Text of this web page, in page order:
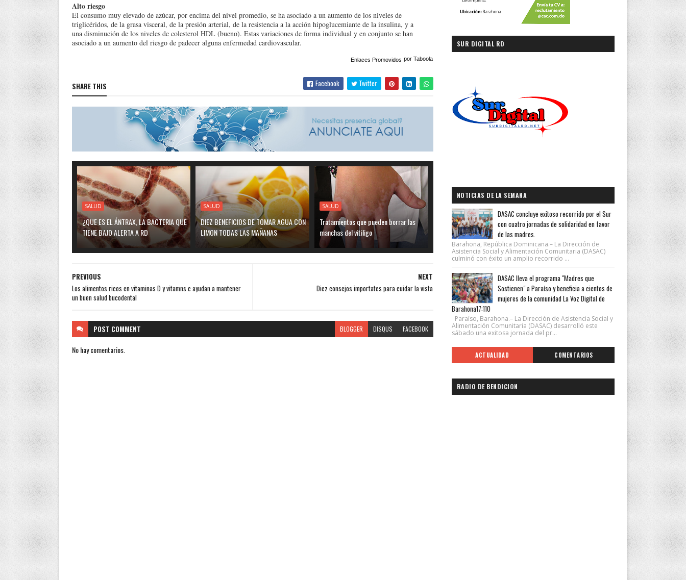
Alto riesgo
El consumo muy elevado de azúcar, por encima del nivel promedio, se ha asociado a un aumento de los niveles de
triglicéridos, de la grasa visceral, de la presión arterial, de la resistencia a la acción hipoglucemiante de la insulina, y a
una disminución de los niveles de colesterol HDL (bueno). Estas variaciones de forma individual y en conjunto se han
asociado a un aumento del riesgo de padecer alguna enfermedad cardiovascular.
por Taboola
Enlaces Promovidos
SHARE THIS Facebook Twitter
SALUD
¿QUE ES EL ÁNTRAX, LA BACTERIA QUE
TIENE BAJO ALERTA A RD
SALUD
DIEZ BENEFICIOS DE TOMAR AGUA CON
LIMON TODAS LAS MAÑANAS
SALUD
Tratamientos que pueden borrar las
manchas del vitiligo
NEXT
Diez consejos importates para cuidar la vista
PREVIOUS
Los alimentos ricos en vitaminas D y vitamns c ayudan a mantener
un buen salud bucodental
POST COMMENT BLOGGER DISQUS FACEBOOK
No hay comentarios.
SUR DIGITAL RD
NOTICIAS DE LA SEMANA
DASAC concluye exitoso recorrido por el Sur
con cuatro jornadas de solidaridad en favor
de las madres.
Barahona, República Dominicana.– La Dirección de
Asistencia Social y Alimentación Comunitaria (DASAC)
culminó con éxito un amplio recorrido ...
DASAC lleva el programa "Madres que
Sostienen" a Paraíso y beneficia a cientos de
mujeres de la comunidad La Voz Digital de
Barahona17:110
Paraíso, Barahona.– La Dirección de Asistencia Social y
Alimentación Comunitaria (DASAC) desarrolló este
sábado una exitosa jornada del pr...
ACTUALIDAD COMENTARIOS
RADIO DE BENDICION